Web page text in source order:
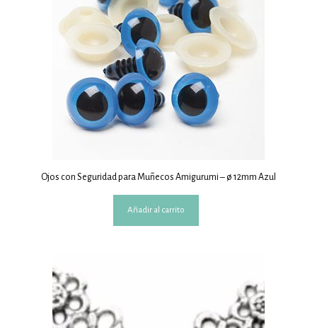
Ojos con Seguridad para Muñecos Amigurumi – ø 12mm Azul
Añadir al carrito